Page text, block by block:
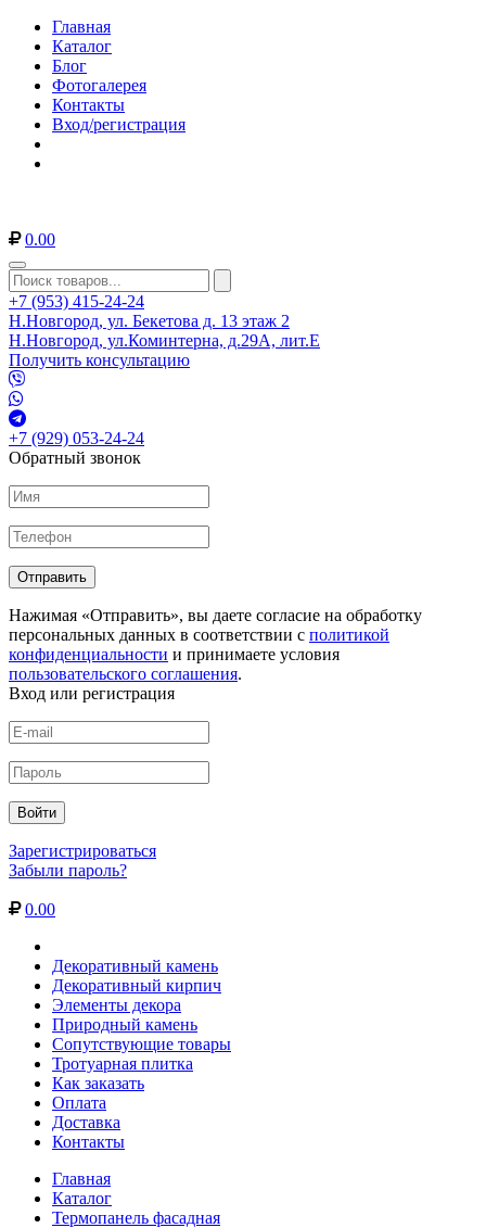
Главная
Каталог
Блог
Фотогалерея
Контакты
Вход/регистрация
0.00
+7 (953) 415-24-24
Н.Новгород, ул. Бекетова д. 13 этаж 2
Н.Новгород, ул.Коминтерна, д.29А, лит.Е
Получить консультацию
+7 (929) 053-24-24
Обратный звонок
Нажимая «Отправить», вы даете согласие на обработку
персональных данных в соответствии с политикой
конфиденциальности и принимаете условия
пользовательского соглашения.
Вход или регистрация
Зарегистрироваться
Забыли пароль?
0.00
Декоративный камень
Декоративный кирпич
Элементы декора
Природный камень
Сопутствующие товары
Тротуарная плитка
Как заказать
Оплата
Доставка
Контакты
Главная
Каталог
Термопанель фасадная